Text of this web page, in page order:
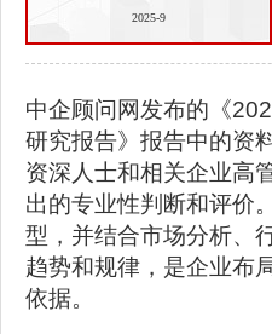
2025-9
中企顾问网发布的《
研究报告》报告中的资
资深人士和相关企业高
出的专业性判断和评价
型，并结合市场分析、
趋势和规律，是企业布
依据。